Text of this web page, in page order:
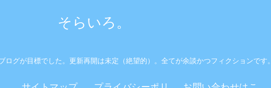
そらいろ。
ログが目標でした。更新再開は未定（絶望的）。全てが余談かつフィクションです。